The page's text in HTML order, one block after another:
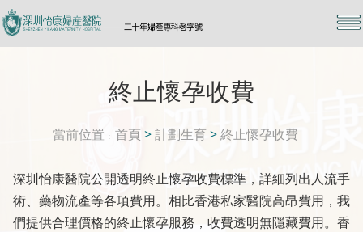
終止懷孕收費
當前位置 首頁 >計劃生育>終止懷孕收費
深圳怡康醫院公開透明終止懷孕收費標準，詳細列出人流手
術、藥物流產等各項費用。相比香港私家醫院高昂費用，我
們提供合理價格的終止懷孕服務，收費透明無隱藏費用。香